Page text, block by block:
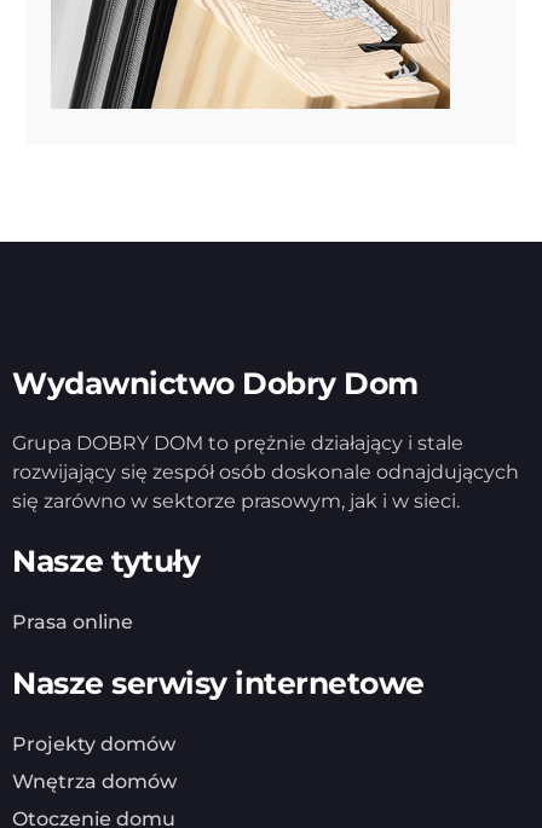
Wydawnictwo Dobry Dom
Grupa DOBRY DOM to prężnie działający i stale
rozwijający się zespół osób doskonale odnajdujących
się zarówno w sektorze prasowym, jak i w sieci.
Nasze tytuły
Prasa online
Nasze serwisy internetowe
Projekty domów
Wnętrza domów
Otoczenie domu